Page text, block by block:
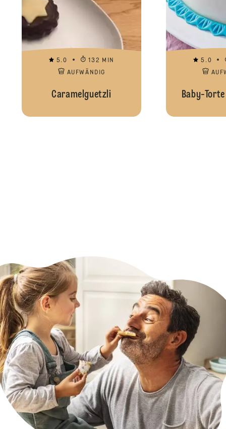
5.0
132 MIN
AUFWÄNDIG
Caramelguetzli
5.0
Baby-